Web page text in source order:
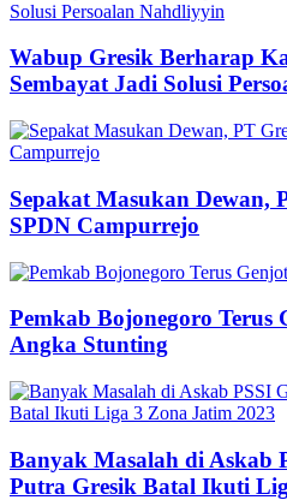
Wabup Gresik Berharap
Sembayat Jadi Solusi
Sepakat Masukan Dewan,
SPDN Campurrejo
Pemkab Bojonegoro Terus
Angka Stunting
Banyak Masalah di Askab
Putra Gresik Batal Ikuti